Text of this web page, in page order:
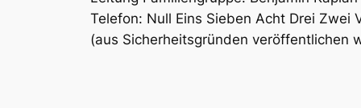
Telefon: Null Eins Sieben Acht Drei Zwei
(aus Sicherheitsgründen veröffentlichen